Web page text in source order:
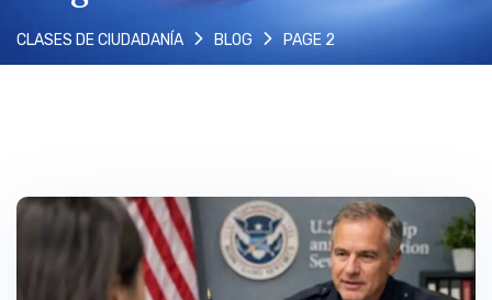
CLASES DE CIUDADANÍA BLOG PAGE 2